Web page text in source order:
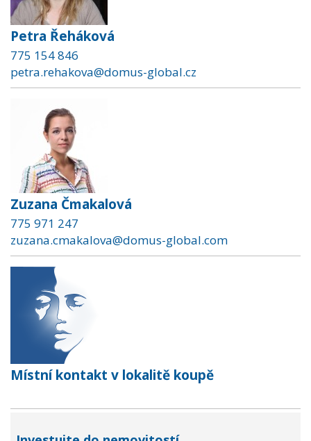
Petra Řeháková
775 154 846
petra.rehakova@domus-global.cz
Zuzana Čmakalová
775 971 247
zuzana.cmakalova@domus-global.com
Místní kontakt v lokalitě koupě